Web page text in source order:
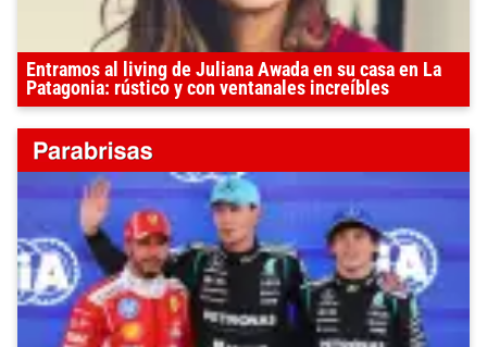
Entramos al living de Juliana Awada en su casa en La
Patagonia: rústico y con ventanales increíbles